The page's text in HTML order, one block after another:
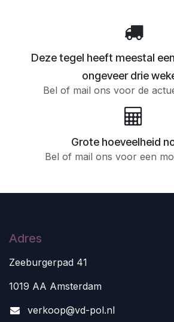
Deze tegel heeft meestal
ongeveer drie
Bel of mail ons voor de
Grote hoeveelheid
Bel of mail ons voor een
Adres
Zeeburgerpad 41
1019 AA Amsterdam
verkoop@vd-pol.nl